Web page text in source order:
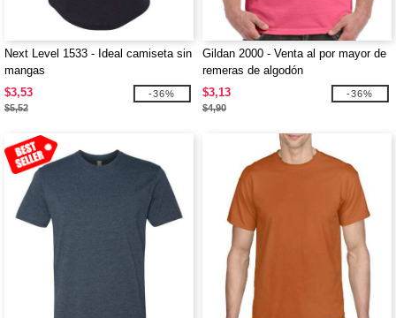
Next Level 1533 - Ideal camiseta sin
mangas
$3,53
$5,52
-36%
Gildan 2000 - Venta al por mayor de
remeras de algodón
$3,13
$4,90
-36%